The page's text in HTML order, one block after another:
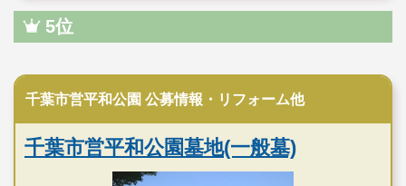
5位
千葉市営平和公園 公募情報・リフォーム他
千葉市営平和公園墓地(一般墓)